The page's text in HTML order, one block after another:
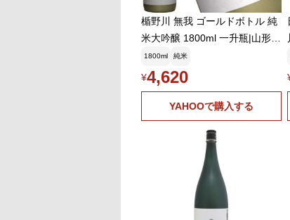
楯野川 無我 ゴールドボトル 純
米大吟醸 1800ml 一升瓶|山形
高級日本酒 限定 地酒 贈答 法人
ギフト
1800ml 純米
¥4,620
YAHOOで購入する